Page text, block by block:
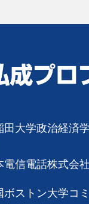
田大学政治経済
電信電話株式会
ボストン大学コ